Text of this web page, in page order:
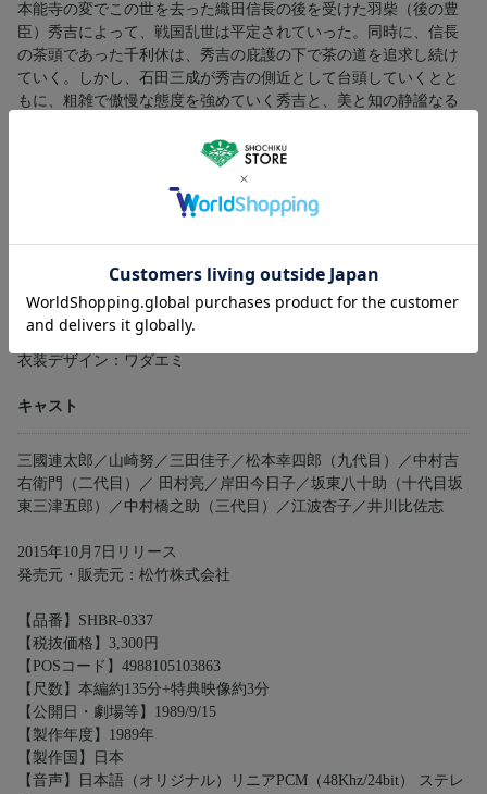
本能寺の変でこの世を去った織田信長の後を受けた羽柴（後の豊
臣）秀吉によって、戦国乱世は平定されていった。同時に、信長
の茶頭であった千利休は、秀吉の庇護の下で茶の道を追求し続け
ていく。しかし、石田三成が秀吉の側近として台頭していくとと
もに、粗雑で傲慢な態度を強めていく秀吉と、美と知の静謐なる
って両者の対立は決定的なものとなってしまう……。
企画・監督：勅使河原宏
原作：野上彌生子
脚本：赤瀬川原平／勅使河原宏
撮影：森田富士郎
衣装デザイン：ワダエミ
キャスト
三國連太郎／山崎努／三田佳子／松本幸四郎（九代目）／中村吉
右衛門（二代目）／ 田村亮／岸田今日子／坂東八十助（十代目坂
東三津五郎）／中村橋之助（三代目）／江波杏子／井川比佐志
2015年10月7日リリース
発売元・販売元：松竹株式会社
【品番】SHBR-0337
【税抜価格】3,300円
【POSコード】4988105103863
【尺数】本編約135分+特典映像約3分
【公開日・劇場等】1989/9/15
【製作年度】1989年
【製作国】日本
【音声】日本語（オリジナル）リニアPCM（48Khz/24bit） ステレ